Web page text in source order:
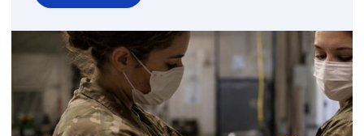
over
TNO
en
Destinus
bundelen
krachten
in